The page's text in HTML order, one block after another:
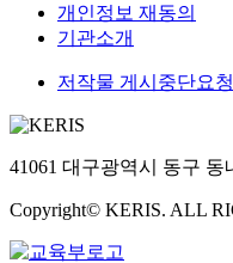
개인정보 재동의
기관소개
저작물 게시중단요청
41061 대구광역시 동구 동
Copyright© KERIS. ALL